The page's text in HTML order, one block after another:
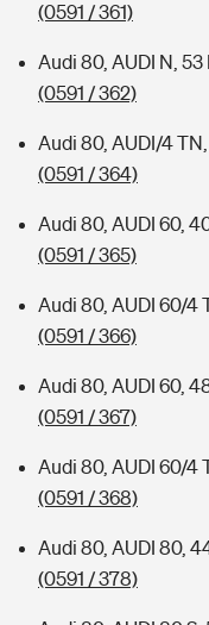
(0591 / 361)
Audi 80, AUDI N,
(0591 / 362)
Audi 80, AUDI/4
(0591 / 364)
Audi 80, AUDI 60,
(0591 / 365)
Audi 80, AUDI 60/4
(0591 / 366)
Audi 80, AUDI 60,
(0591 / 367)
Audi 80, AUDI 60/4
(0591 / 368)
Audi 80, AUDI 80,
(0591 / 378)